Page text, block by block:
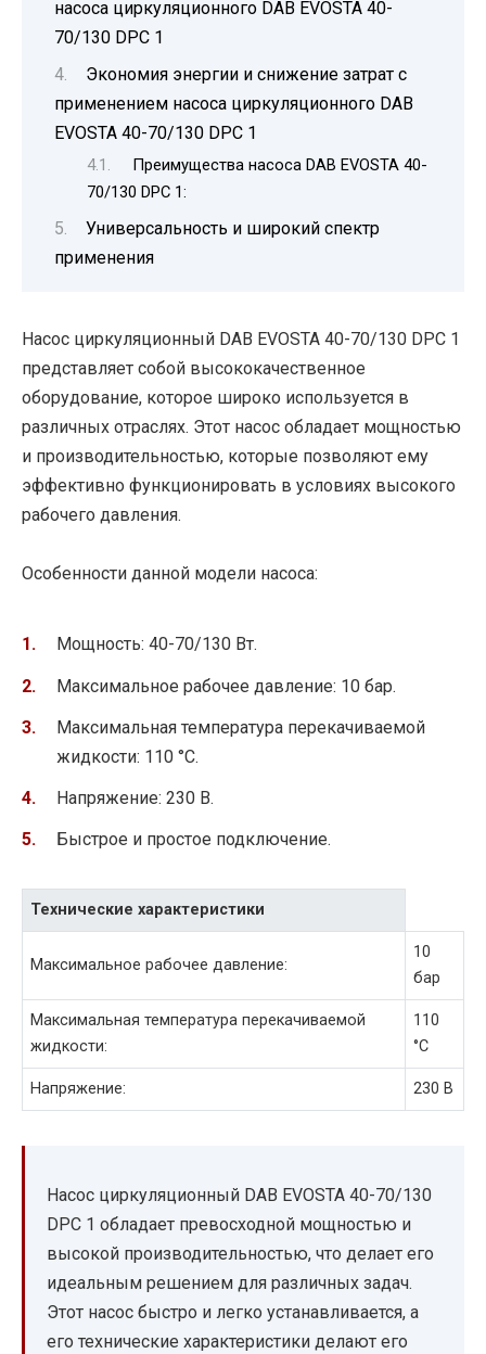
насоса циркуляционного DAB EVOSTA 40-
70/130 DPC 1
Экономия энергии и снижение затрат с
применением насоса циркуляционного DAB
EVOSTA 40-70/130 DPC 1
Преимущества насоса DAB EVOSTA 40-
70/130 DPC 1:
Универсальность и широкий спектр
применения
Насос циркуляционный DAB EVOSTA 40-70/130 DPC 1
представляет собой высококачественное
оборудование, которое широко используется в
различных отраслях. Этот насос обладает мощностью
и производительностью, которые позволяют ему
эффективно функционировать в условиях высокого
рабочего давления.
Особенности данной модели насоса:
Мощность: 40-70/130 Вт.
Максимальное рабочее давление: 10 бар.
Максимальная температура перекачиваемой
жидкости: 110 °C.
Напряжение: 230 В.
Быстрое и простое подключение.
Технические характеристики
Максимальное рабочее давление:
10
бар
Максимальная температура перекачиваемой
жидкости:
110
°C
Напряжение: 230 В
Насос циркуляционный DAB EVOSTA 40-70/130
DPC 1 обладает превосходной мощностью и
высокой производительностью, что делает его
идеальным решением для различных задач.
Этот насос быстро и легко устанавливается, а
его технические характеристики делают его